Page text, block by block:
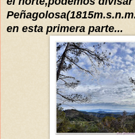
en esta primera parte...